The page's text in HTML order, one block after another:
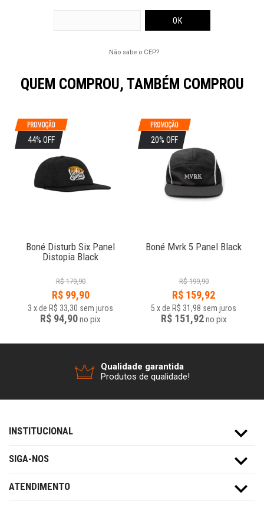
Não sabe o CEP?
QUEM COMPROU, TAMBÉM COMPROU
44% OFF
Boné Disturb Six Panel
Distopia Black
R$ 179,90
R$ 99,90
3 xde R$ 33,30 sem juros
R$ 94,90no pix
20% OFF
Boné Mvrk 5 Panel Black
R$ 199,90
R$ 159,92
5 xde R$ 31,98 sem juros
R$ 151,92no pix
Qualidade garantida
Produtos de qualidade!
INSTITUCIONAL
SIGA-NOS
ATENDIMENTO